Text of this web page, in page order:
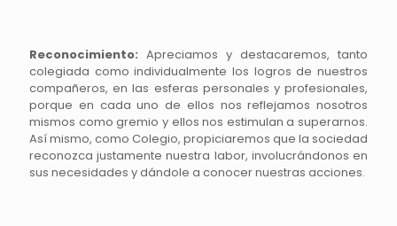
Reconocimiento: Apreciamos y destacaremos, tanto
colegiada como individualmente los logros de nuestros
compañeros, en las esferas personales y profesionales,
porque en cada uno de ellos nos reflejamos nosotros
mismos como gremio y ellos nos estimulan a superarnos.
Así mismo, como Colegio, propiciaremos que la sociedad
reconozca justamente nuestra labor, involucrándonos en
sus necesidades y dándole a conocer nuestras acciones.